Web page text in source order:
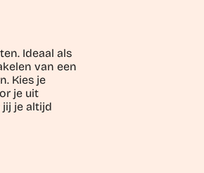
Ideaal als
van een
Kies je
je uit
je altijd